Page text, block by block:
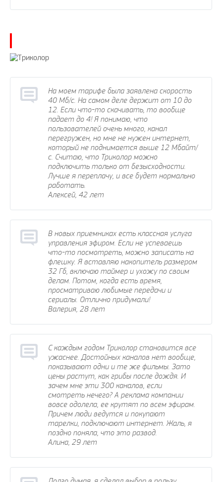
На моем тарифе была заявлена скорость
40 Мб/с. На самом деле держит от 10 до
12. Если что-то скачивать, то вообще
падает до 4! Я понимаю, что
пользователей очень много, канал
перегружен, но мне не нужен интернет,
который не поднимается выше 12 Мбайт/
с. Считаю, что Триколор можно
подключить только от безысходности.
Лучше я переплачу, и все будет нормально
работать.
Алексей, 42 лет
В новых приемниках есть классная услуга
управления эфиром. Если не успеваешь
что-то посмотреть, можно записать на
флешку. Я вставляю накопитель размером
32 Гб, включаю таймер и ухожу по своим
делам. Потом, когда есть время,
просматриваю любимые передачи и
сериалы. Отлично придумали!
Валерия, 28 лет
С каждым годом Триколор становится все
ужаснее. Достойных каналов нет вообще,
показывают одни и те же фильмы. Зато
цены растут, как грибы после дождя. И
зачем мне эти 300 каналов, если
смотреть нечего? А реклама компании
вовсе одолела, ее крутят по всем эфирам.
Причем люди ведутся и покупают
тарелки, подключают интернет. Жаль, я
поздно поняла, что это развод.
Алина, 29 лет